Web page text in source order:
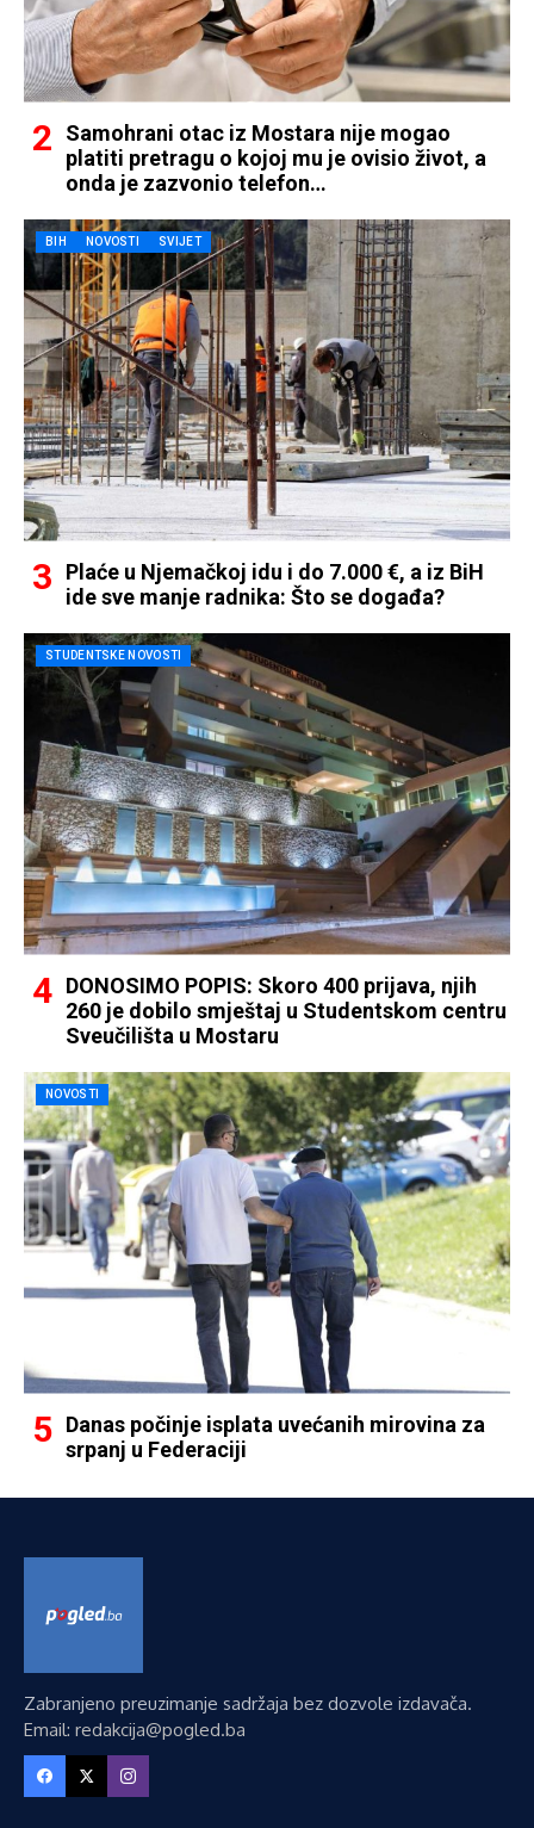
Samohrani otac iz Mostara nije mogao
platiti pretragu o kojoj mu je ovisio život, a
onda je zazvonio telefon…
BIH NOVOSTI SVIJET
Plaće u Njemačkoj idu i do 7.000 €, a iz BiH
ide sve manje radnika: Što se događa?
STUDENTSKE NOVOSTI
DONOSIMO POPIS: Skoro 400 prijava, njih
260 je dobilo smještaj u Studentskom centru
Sveučilišta u Mostaru
NOVOSTI
Danas počinje isplata uvećanih mirovina za
srpanj u Federaciji
Zabranjeno preuzimanje sadržaja bez dozvole izdavača.
Email: redakcija@pogled.ba